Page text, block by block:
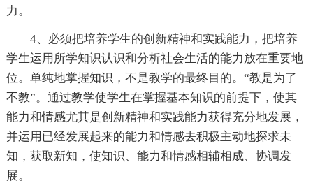
力。
4、必须把培养学生的创新精神和实践能力，把培养
学生运用所学知识认识和分析社会生活的能力放在重要地
位。单纯地掌握知识，不是教学的最终目的。“教是为了
不教”。通过教学使学生在掌握基本知识的前提下，使其
能力和情感尤其是创新精神和实践能力获得充分地发展，
并运用已经发展起来的能力和情感去积极主动地探求未
知，获取新知，使知识、能力和情感相辅相成、协调发
展。